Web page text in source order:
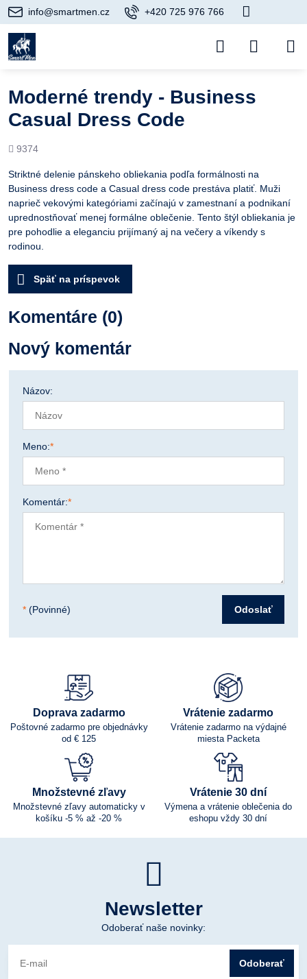
info@smartmen.cz +420 725 976 766
Moderné trendy - Business
Casual Dress Code
Počet
9374
Striktné delenie pánskeho obliekania podľa formálnosti na
Business dress code a Casual dress code prestáva platiť. Muži
naprieč vekovými kategóriami začínajú v zamestnaní a podnikaní
uprednostňovať menej formálne oblečenie. Tento štýl obliekania je
pre pohodlie a eleganciu prijímaný aj na večery a víkendy s
rodinou.
Späť na príspevok
Komentáre (0)
Nový komentár
Názov:
Meno:*
Komentár:*
* (Povinné) Odoslať
Doprava zadarmo
Poštovné zadarmo pre objednávky
od € 125
Vrátenie zadarmo
Vrátenie zadarmo na výdajné
miesta Packeta
Množstevné zľavy
Množstevné zľavy automaticky v
košíku -5 % až -20 %
Vrátenie 30 dní
Výmena a vrátenie oblečenia do
eshopu vždy 30 dní
Newsletter
Odoberať naše novinky:
Odoberať